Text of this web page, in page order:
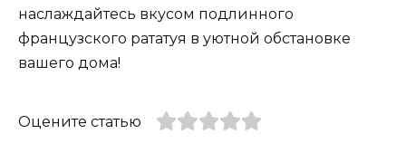
наслаждайтесь вкусом подлинного
французского рататуя в уютной обстановке
вашего дома!
Оцените статью